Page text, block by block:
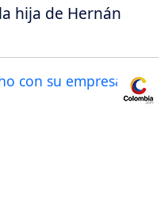
hija de Hernán